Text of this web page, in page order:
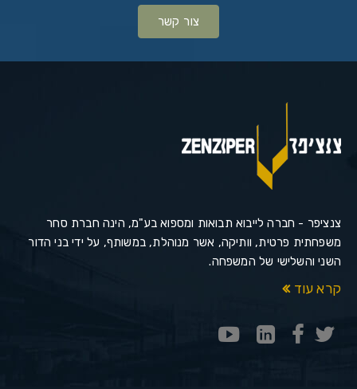
צור קשר
צנציפר - חברה לייבוא תבואות ומספוא בע"מ, הינה חברת סחר
משפחתית פרטית, וותיקה, אשר מנוהלת, במשותף, על ידי בני הדור
השני והשלישי של המשפחה.
קרא עוד